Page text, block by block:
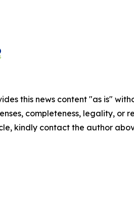
this news content "as is"
completeness, legality,
kindly contact the author